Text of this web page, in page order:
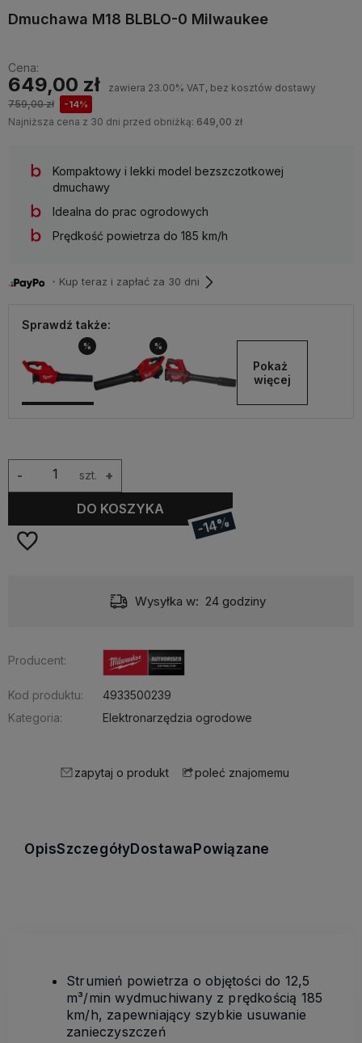
Dmuchawa M18 BLBLO-0 Milwaukee
Cena:
649,00 zł
zawiera 23.00% VAT, bez kosztów dostawy
759,00 zł
-14%
Najniższa cena z 30 dni przed obniżką: 649,00 zł
Kompaktowy i lekki model bezszczotkowej
dmuchawy
Idealna do prac ogrodowych
Prędkość powietrza do 185 km/h
・Kup teraz i zapłać za 30 dni
Sprawdź także:
% %
Pokaż
więcej
szt. +
-
DO KOSZYKA
-14%
Wysyłka w: 24 godziny
Producent:
Kod produktu:
4933500239
Kategoria:
Elektronarzędzia ogrodowe
zapytaj o produkt poleć znajomemu
OpisSzczegółyDostawaPowiązane
Strumień powietrza o objętości do 12,5
m³/min wydmuchiwany z prędkością 185
km/h, zapewniający szybkie usuwanie
zanieczyszczeń